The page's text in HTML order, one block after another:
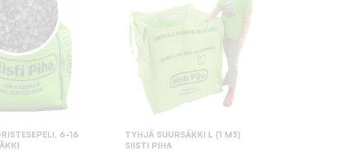
6-16
TYHJÄ SUURSÄKKI L (1 M3)
SIISTI PIHA